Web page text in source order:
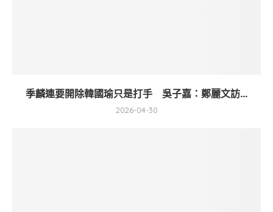
季麟連要開除韓國瑜只是打手 吳子嘉：鄭麗文訪...
2026-04-30